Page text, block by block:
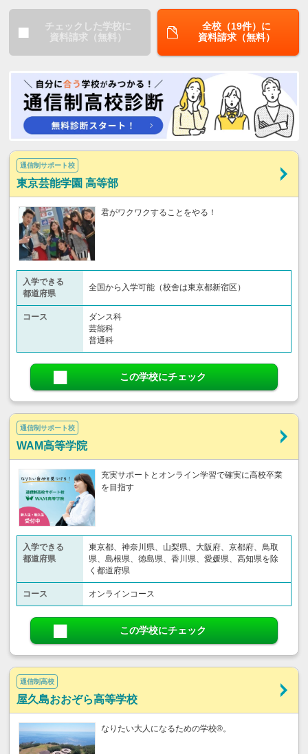
チェックした学校に
資料請求（無料）
全校（19件）に
資料請求（無料）
通信制サポート校
東京芸能学園 高等部
君がワクワクすることをやる！
入学できる
都道府県
全国から入学可能（校舎は東京都新宿区）
コース
ダンス科
芸能科
普通科
この学校にチェック
通信制サポート校
WAM高等学院
充実サポートとオンライン学習で確実に高校卒業
を目指す
入学できる
都道府県
東京都、神奈川県、山梨県、大阪府、京都府、鳥取
県、島根県、徳島県、香川県、愛媛県、高知県を除
く都道府県
コース オンラインコース
この学校にチェック
通信制高校
屋久島おおぞら高等学校
なりたい大人になるための学校®。